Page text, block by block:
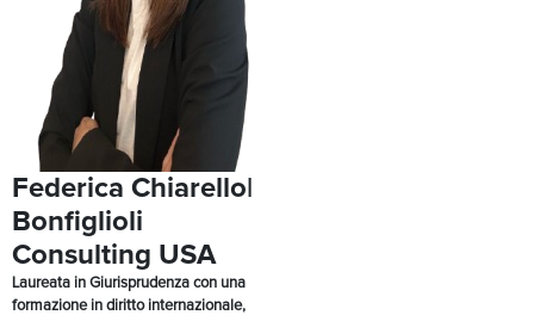
Federica Chiarello|
Bonfiglioli
Consulting USA
Laureata in Giurisprudenza con una
formazione in diritto internazionale,